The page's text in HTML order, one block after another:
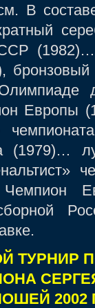
В
Европы
(1979)…
ТУРНИР
2002